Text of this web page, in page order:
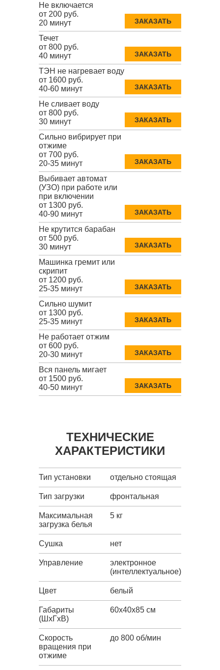
Не включается
от 200 руб.
20 минут
ЗАКАЗАТЬ
Течет
от 800 руб.
40 минут
ЗАКАЗАТЬ
ТЭН не нагревает воду
от 1600 руб.
40-60 минут
ЗАКАЗАТЬ
Не сливает воду
от 800 руб.
30 минут
ЗАКАЗАТЬ
Сильно вибрирует при
отжиме
от 700 руб.
20-35 минут
ЗАКАЗАТЬ
Выбивает автомат
(УЗО) при работе или
при включении
от 1300 руб.
40-90 минут
ЗАКАЗАТЬ
Не крутится барабан
от 500 руб.
30 минут
ЗАКАЗАТЬ
Машинка гремит или
скрипит
от 1200 руб.
25-35 минут
ЗАКАЗАТЬ
Сильно шумит
от 1300 руб.
25-35 минут
ЗАКАЗАТЬ
Не работает отжим
от 600 руб.
20-30 минут
ЗАКАЗАТЬ
Вся панель мигает
от 1500 руб.
40-50 минут
ЗАКАЗАТЬ
ТЕХНИЧЕСКИЕ
ХАРАКТЕРИСТИКИ
Тип установки отдельно стоящая
Тип загрузки фронтальная
Максимальная
загрузка белья
5 кг
Сушка нет
Управление
электронное
(интеллектуальное)
Цвет белый
Габариты
(ШxГxВ)
60x40x85 см
Скорость
вращения при
отжиме
до 800 об/мин